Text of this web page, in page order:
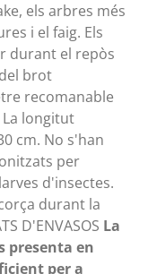
els arbres més
i el faig. Els
durant el repòs
brot
recomanable
La longitut
cm. No s'han
per
d'insectes.
durant la
D'ENVASOS La
presenta en
per a